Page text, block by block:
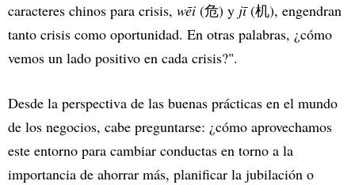
caracteres chinos para crisis, wēi (危) y jī(机), engendran
tanto crisis como oportunidad. En otras palabras, ¿cómo
vemos un lado positivo en cada crisis?".
Desde la perspectiva de las buenas prácticas en el mundo
de los negocios, cabe preguntarse: ¿cómo aprovechamos
este entorno para cambiar conductas en torno a la
importancia de ahorrar más, planificar la jubilación o